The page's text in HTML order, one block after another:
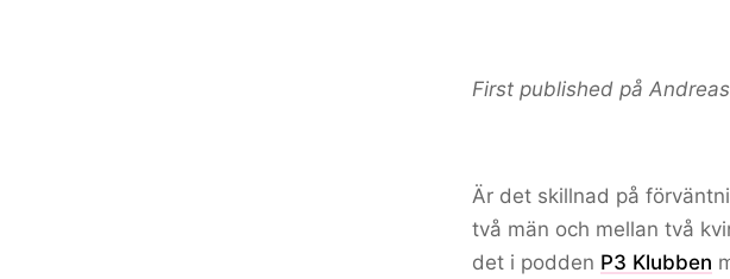
First published på
Är det skillnad på
två män och mellan två
det i podden P3 Klubben